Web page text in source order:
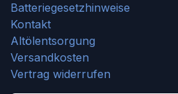
Batteriegesetzhinweise
Kontakt
Altölentsorgung
Versandkosten
Vertrag widerrufen